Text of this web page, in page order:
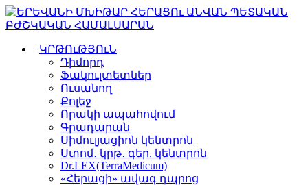
+ԿՐԹՈւԹՅՈւՆ
Դիմորդ
Ֆակուլտետներ
Ուսանող
Քոլեջ
Որակի ապահովում
Գրադարան
Սիմուլյացիոն կենտրոն
Ստոմ․ կրթ․ գեր. կենտրոն
Dr.LEX(TerraMedicum)
«Հերացի» ավագ դպրոց